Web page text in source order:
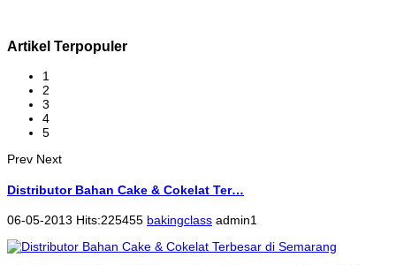
Artikel Terpopuler
1
2
3
4
5
Prev Next
Distributor Bahan Cake & Cokelat Ter…
06-05-2013 Hits:225455 bakingclass admin1